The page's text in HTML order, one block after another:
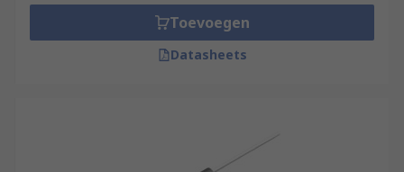
Avalanche
Toevoegen
Datasheets